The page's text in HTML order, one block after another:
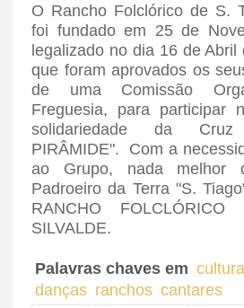
O Rancho Folclórico de S.
foi fundado em 25 de
legalizado no dia 16 de Abril
que foram aprovados os
de uma Comissão
Freguesia, para participar
solidariedade da
PIRÂMIDE". Com a
ao Grupo, nada melhor
Padroeiro da Terra "S.
RANCHO
SILVALDE.
Palavras chaves em
danças ranchos cantares